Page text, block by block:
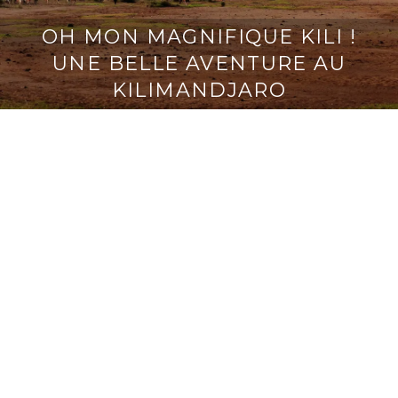
OH MON MAGNIFIQUE KILI !
UNE BELLE AVENTURE AU
KILIMANDJARO